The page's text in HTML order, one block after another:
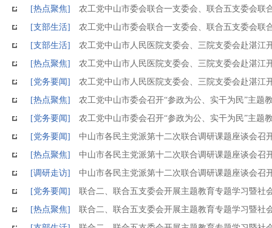
[热点聚焦]
农工党中山市委会联合一支委会、联合五支委会联
[支部生活]
农工党中山市委会联合一支委会、联合五支委会联
[支部生活]
农工党中山市人民医院支委会、三院支委会赴湛江
[热点聚焦]
农工党中山市人民医院支委会、三院支委会赴湛江
[党务要闻]
农工党中山市人民医院支委会、三院支委会赴湛江
[热点聚焦]
农工党中山市委会召开“参政为公、实干为民”主题
[党务要闻]
农工党中山市委会召开“参政为公、实干为民”主题
[党务要闻]
中山市各民主党派第十二次联合调研课题座谈会召
[热点聚焦]
中山市各民主党派第十二次联合调研课题座谈会召
[调研走访]
中山市各民主党派第十二次联合调研课题座谈会召
[党务要闻]
联合二、联合五支委会开展主题教育专题学习暨社
[热点聚焦]
联合二、联合五支委会开展主题教育专题学习暨社